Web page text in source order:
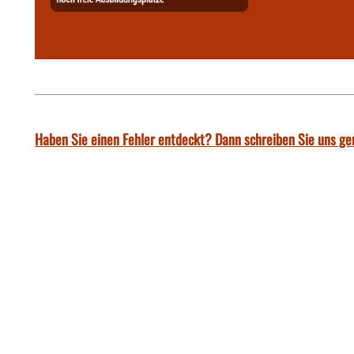
Haben Sie einen Fehler entdeckt? Dann schreiben Sie uns